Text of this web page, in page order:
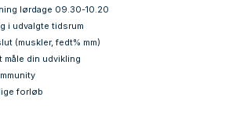
lørdage 09.30-10.20
i udvalgte tidsrum
(muskler, fedt% mm)
din udvikling
forløb